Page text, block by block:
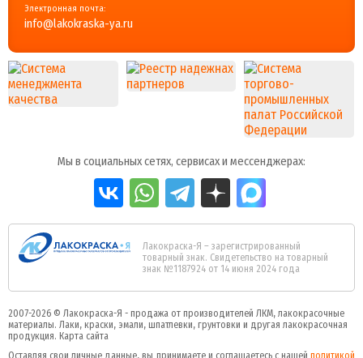
Электронная почта:
info@lakokraska-ya.ru
Мы в социальных сетях, сервисах и мессенджерах:
Лакокраска-Я – зарегистрированный
товарный знак. Свидетельство на товарный
знак №1187924 от 14 июня 2024 года
2007-2026 © Лакокраска-Я - продажа от производителей ЛКМ, лакокрасочные
материалы. Лаки, краски, эмали, шпатлевки, грунтовки и другая лакокрасочная
продукция. Карта сайта
Оставляя свои личные данные, вы принимаете и соглашаетесь с нашей политикой